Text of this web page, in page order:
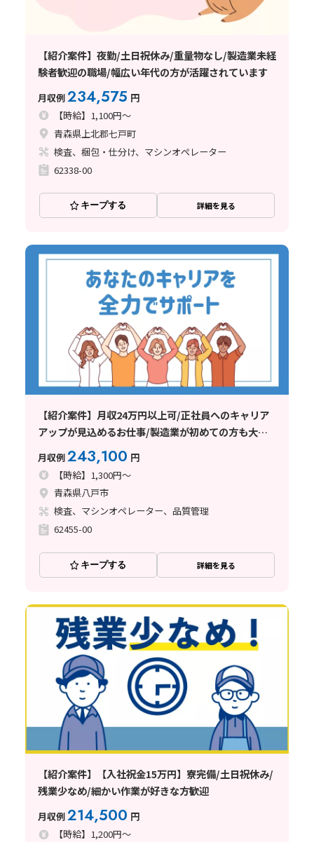
【紹介案件】夜勤/土日祝休み/重量物なし/製造業未経
験者歓迎の職場/幅広い年代の方が活躍されています
月収例234,575 円
【時給】1,100円～
青森県上北郡七戸町
検査、梱包・仕分け、マシンオペレーター
62338-00
キープする 詳細を見る
【紹介案件】月収24万円以上可/正社員へのキャリア
アップが見込めるお仕事/製造業が初めての方も大歓
月収例243,100 円
【時給】1,300円～
青森県八戸市
検査、マシンオペレーター、品質管理
62455-00
キープする 詳細を見る
【紹介案件】【入社祝金15万円】寮完備/土日祝休み/
残業少なめ/細かい作業が好きな方歓迎
月収例214,500 円
【時給】1,200円～